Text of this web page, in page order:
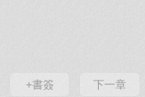
+書簽 下一章